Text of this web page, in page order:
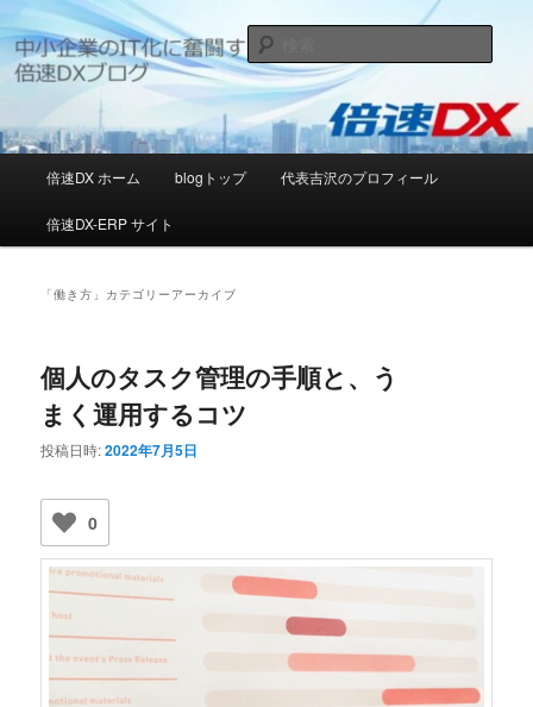
イ
ン
テ
ブ
コ
ン
[倍速DX]デジタルソリューションブ
ログ
日本の中小企業のIT化推進に邁進する[倍速DX]ブログ
索
メ
倍速DX ホーム blogトップ 代表吉沢のプロフィール
倍速DX-ERP サイト
「働き方 」カテゴリーアーカイブ
個人のタスク管理の手順と、う
まく運用するコツ
投稿日時:2022年7月5日
0